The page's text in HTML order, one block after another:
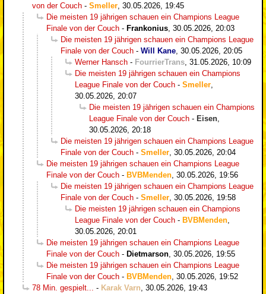
von der Couch - Smeller 30.05.2026, 19:45
Die meisten 19 jährigen schauen ein Champions League
Finale von der Couch - Frankonius 30.05.2026, 20:03
Die meisten 19 jährigen schauen ein Champions League
Finale von der Couch - Will Kane 30.05.2026, 20:05
Werner Hansch - FourrierTrans 31.05.2026, 10:09
Die meisten 19 jährigen schauen ein Champions
League Finale von der Couch - Smeller
30.05.2026, 20:07
Die meisten 19 jährigen schauen ein Champions
League Finale von der Couch - Eisen
30.05.2026, 20:18
Die meisten 19 jährigen schauen ein Champions League
Finale von der Couch - Smeller 30.05.2026, 20:04
Die meisten 19 jährigen schauen ein Champions League
Finale von der Couch - BVBMenden 30.05.2026, 19:56
Die meisten 19 jährigen schauen ein Champions League
Finale von der Couch - Smeller 30.05.2026, 19:58
Die meisten 19 jährigen schauen ein Champions
League Finale von der Couch - BVBMenden
30.05.2026, 20:01
Die meisten 19 jährigen schauen ein Champions League
Finale von der Couch - Dietmarson 30.05.2026, 19:55
Die meisten 19 jährigen schauen ein Champions League
Finale von der Couch - BVBMenden 30.05.2026, 19:52
78 Min. gespielt...
- Karak Varn 30.05.2026, 19:43